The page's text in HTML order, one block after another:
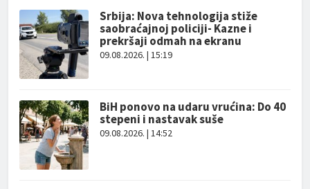
Srbija: Nova tehnologija stiže
saobraćajnoj policiji- Kazne i
prekršaji odmah na ekranu
09.08.2026. | 15:19
BiH ponovo na udaru vrućina: Do 40
stepeni i nastavak suše
09.08.2026. | 14:52